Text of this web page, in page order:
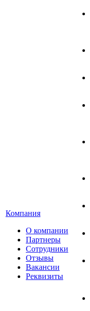
Компания
О компании
Партнеры
Сотрудники
Отзывы
Вакансии
Реквизиты